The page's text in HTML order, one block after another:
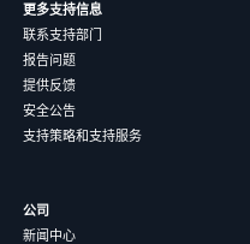
更多支持信息
联系支持部门
报告问题
提供反馈
安全公告
支持策略和支持服务
公司
新闻中心